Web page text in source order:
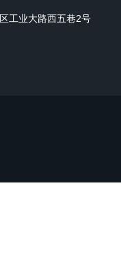
工业大路西五巷2号